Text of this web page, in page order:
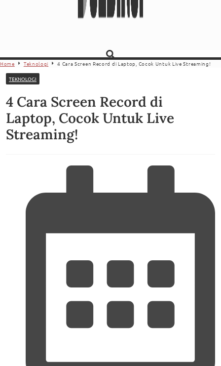
Home Teknologi 4 Cara Screen Record di Laptop, Cocok Untuk Live Streaming!
TEKNOLOGI
4 Cara Screen Record di
Laptop, Cocok Untuk Live
Streaming!